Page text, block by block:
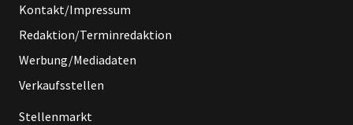
Kontakt/Impressum
Redaktion/Terminredaktion
Werbung/Mediadaten
Verkaufsstellen
Stellenmarkt